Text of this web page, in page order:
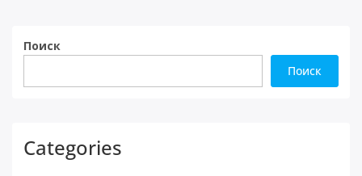
Поиск
Поиск
Categories